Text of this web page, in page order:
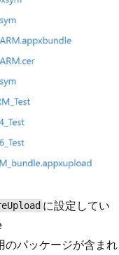
に設定してい
パッケージが含まれ